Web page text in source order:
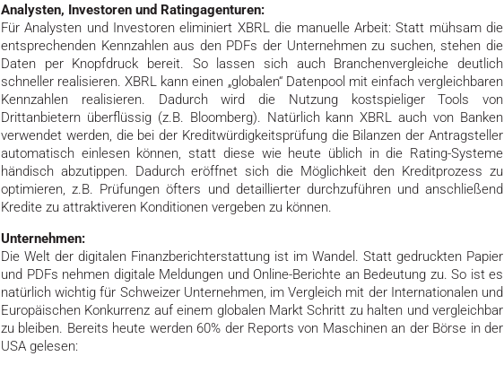
Analysten, Investoren und Ratingagenturen:
Für Analysten und Investoren eliminiert XBRL die manuelle Arbeit: Statt mühsam die
entsprechenden Kennzahlen aus den PDFs der Unternehmen zu suchen, stehen die
Daten per Knopfdruck bereit. So lassen sich auch Branchenvergleiche deutlich
schneller realisieren. XBRL kann einen „globalen“ Datenpool mit einfach vergleichbaren
Kennzahlen realisieren. Dadurch wird die Nutzung kostspieliger Tools von
Drittanbietern überflüssig (z.B. Bloomberg). Natürlich kann XBRL auch von Banken
verwendet werden, die bei der Kreditwürdigkeitsprüfung die Bilanzen der Antragsteller
automatisch einlesen können, statt diese wie heute üblich in die Rating-Systeme
händisch abzutippen. Dadurch eröffnet sich die Möglichkeit den Kreditprozess zu
optimieren, z.B. Prüfungen öfters und detaillierter durchzuführen und anschließend
Kredite zu attraktiveren Konditionen vergeben zu können.
Unternehmen:
Die Welt der digitalen Finanzberichterstattung ist im Wandel. Statt gedruckten Papier
und PDFs nehmen digitale Meldungen und Online-Berichte an Bedeutung zu. So ist es
natürlich wichtig für Schweizer Unternehmen, im Vergleich mit der Internationalen und
Europäischen Konkurrenz auf einem globalen Markt Schritt zu halten und vergleichbar
zu bleiben. Bereits heute werden 60% der Reports von Maschinen an der Börse in der
USA gelesen: